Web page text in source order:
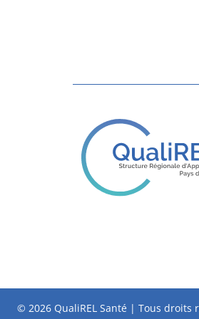
© 2026 QualiREL Santé | Tous droits